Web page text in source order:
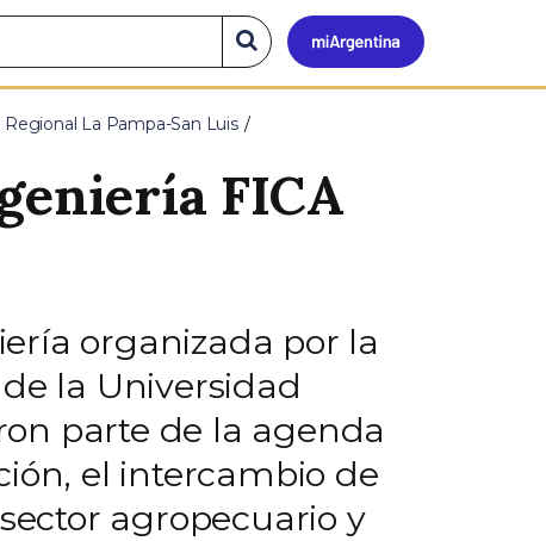
Mi
Buscar
en
el
La Pampa-San Luis
FICA
organizada por la
la Universidad
parte de la agenda
el intercambio de
agropecuario y